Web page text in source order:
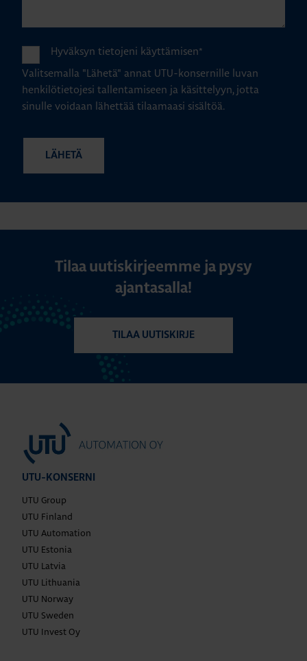
Hyväksyn tietojeni käyttämisen*
Valitsemalla "Lähetä" annat UTU-konsernille luvan
henkilötietojesi tallentamiseen ja käsittelyyn, jotta
sinulle voidaan lähettää tilaamaasi sisältöä.
Tilaa uutiskirjeemme ja pysy
ajantasalla!
TILAA UUTISKIRJE
UTU-KONSERNI
UTU Group
UTU Finland
UTU Automation
UTU Estonia
UTU Latvia
UTU Lithuania
UTU Norway
UTU Sweden
UTU Invest Oy